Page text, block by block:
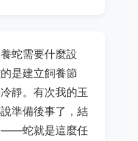
蛇需要什麼設
是建立飼養節
靜。有次我的玉
準備後事了，結
——蛇就是這麼任